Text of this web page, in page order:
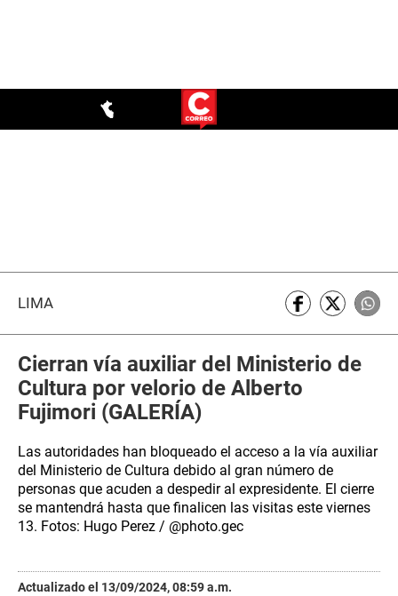
LIMA
Cierran vía auxiliar del Ministerio de
Cultura por velorio de Alberto
Fujimori (GALERÍA)
Las autoridades han bloqueado el acceso a la vía auxiliar
del Ministerio de Cultura debido al gran número de
personas que acuden a despedir al expresidente. El cierre
se mantendrá hasta que finalicen las visitas este viernes
13. Fotos: Hugo Perez / @photo.gec
Actualizado el 13/09/2024, 08:59 a.m.